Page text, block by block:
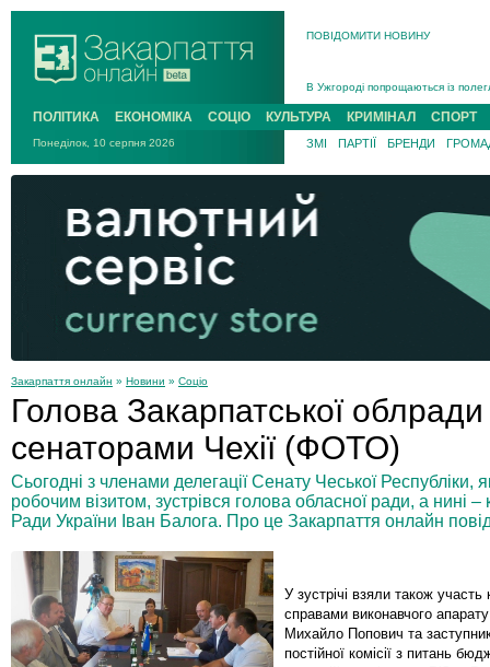
ПОВІДОМИТИ НОВИНУ
На війні загинув 26-річний
В Ужгороді попрощаються із
В Ужгороді 5 серпня
Підтвердили загибель
На війні з рф поліг військовий з
На війні загинув 26-річний
ПОЛІТИКА ЕКОНОМІКА СОЦІО КУЛЬТУРА КРИМІНАЛ СПОРТ
Понеділок, 10 серпня 2026 ЗМІ ПАРТІЇ БРЕНДИ
Закарпаття онлайн » Новини » Соціо
Голова Закарпатської облради
сенаторами Чехії (ФОТО)
Сьогодні з членами делегації Сенату Чеської Республіки,
робочим візитом, зустрівся голова обласної ради, а нині
Ради України Іван Балога. Про це Закарпаття онлайн
У зустрічі взяли також
справами виконавчого
Михайло Попович та
постійної комісії з питань